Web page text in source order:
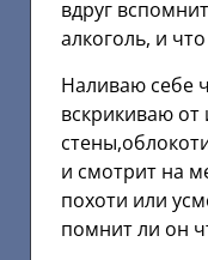
вдруг
алкоголь, и
Наливаю себе
вскрикиваю от
и смотрит на
похоти или
помнит ли он